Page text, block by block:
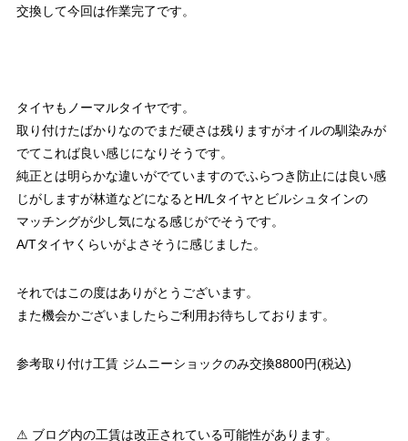
交換して今回は作業完了です。
タイヤもノーマルタイヤです。
取り付けたばかりなのでまだ硬さは残りますがオイルの馴染みが
でてこれば良い感じになりそうです。
純正とは明らかな違いがでていますのでふらつき防止には良い感
じがしますが林道などになるとH/Lタイヤとビルシュタインの
マッチングが少し気になる感じがでそうです。
A/Tタイヤくらいがよさそうに感じました。
それではこの度はありがとうございます。
また機会かございましたらご利用お待ちしております。
参考取り付け工賃 ジムニーショックのみ交換8800円(税込)
⚠ ブログ内の工賃は改正されている可能性があります。